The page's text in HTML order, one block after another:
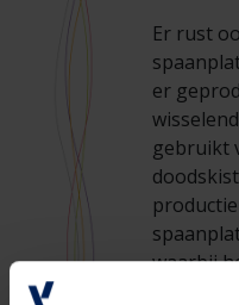
Er rust
er
gebruikt
waarbij
altijd op